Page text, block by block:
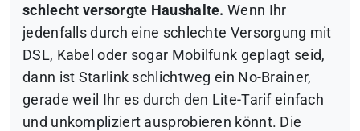
schlecht versorgte Haushalte. Wenn Ihr
jedenfalls durch eine schlechte Versorgung mit
DSL, Kabel oder sogar Mobilfunk geplagt seid,
dann ist Starlink schlichtweg ein No-Brainer,
gerade weil Ihr es durch den Lite-Tarif einfach
und unkompliziert ausprobieren könnt. Die